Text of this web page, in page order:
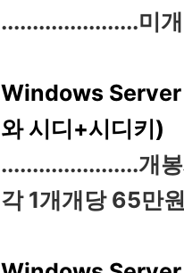
......................미
Windows Server
와 시디+시디키)
......................개
각 1개개당 65만